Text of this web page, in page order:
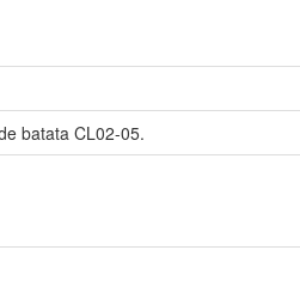
batata CL02-05.